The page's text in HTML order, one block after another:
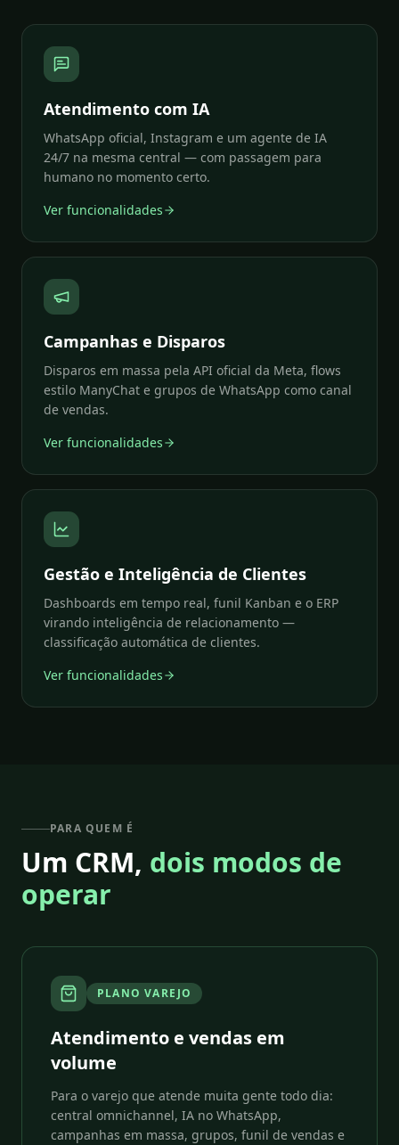
Atendimento com IA
WhatsApp oficial, Instagram e um agente de IA
24/7 na mesma central — com passagem para
humano no momento certo.
Ver funcionalidades
Campanhas e Disparos
Disparos em massa pela API oficial da Meta, flows
estilo ManyChat e grupos de WhatsApp como canal
de vendas.
Ver funcionalidades
Gestão e Inteligência de Clientes
Dashboards em tempo real, funil Kanban e o ERP
virando inteligência de relacionamento —
classificação automática de clientes.
Ver funcionalidades
PARA QUEM É
Um CRM, dois modos de
operar
PLANO VAREJO
Atendimento e vendas em
volume
Para o varejo que atende muita gente todo dia:
central omnichannel, IA no WhatsApp,
campanhas em massa, grupos, funil de vendas e